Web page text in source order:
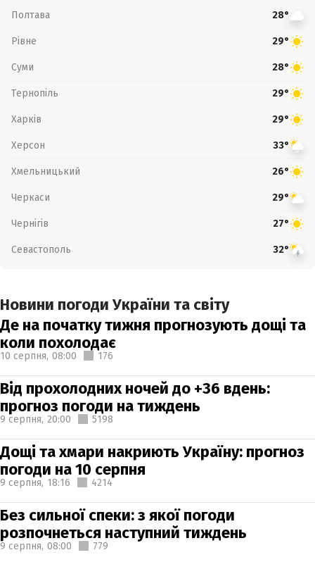
Полтава 28°
Рівне 29°
Суми 28°
Тернопіль 29°
Харків 29°
Херсон 33°
Хмельницький 26°
Черкаси 29°
Чернігів 27°
Севастополь 32°
Новини погоди України та світу
Де на початку тижня прогнозують дощі та
коли похолодає
10 серпня, 08:00 176
Від прохолодних ночей до +36 вдень:
прогноз погоди на тиждень
9 серпня, 20:00 5198
Дощі та хмари накриють Україну: прогноз
погоди на 10 серпня
9 серпня, 18:16 4214
Без сильної спеки: з якої погоди
розпочнеться наступний тиждень
9 серпня, 08:00 779